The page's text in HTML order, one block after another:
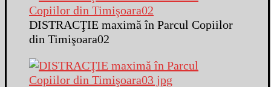
DISTRACŢIE maximă în Parcul Copiilor
din Timişoara02